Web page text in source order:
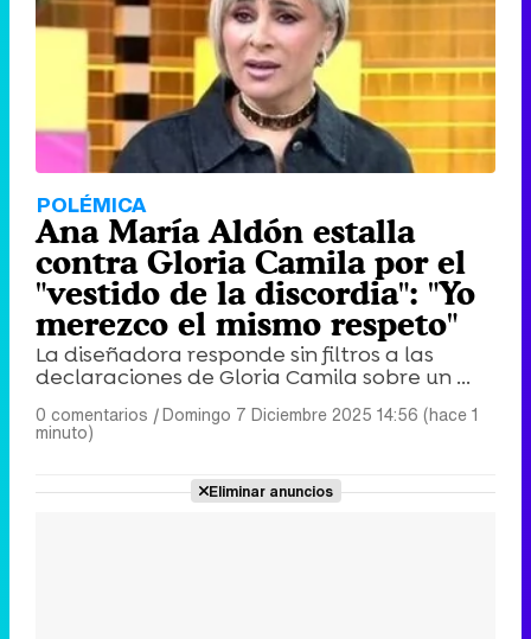
POLÉMICA
Ana María Aldón estalla
contra Gloria Camila por el
"vestido de la discordia": "Yo
merezco el mismo respeto"
La diseñadora responde sin filtros a las
declaraciones de Gloria Camila sobre un ...
0 comentarios |Domingo 7 Diciembre 2025 14:56 (hace 1
minuto)
Eliminar anuncios